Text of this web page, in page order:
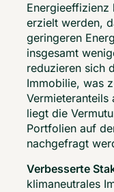
Energieeffizienz
erzielt werden,
geringeren
insgesamt
reduzieren sich
Immobilie, was
Vermieteranteils
liegt die
Portfolien auf
nachgefragt
Verbesserte
klimaneutrales